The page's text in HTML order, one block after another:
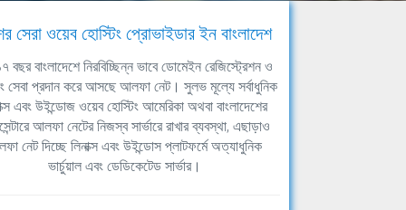
সেরা ওয়েব হোস্টিং প্রোভাইডার ইন বাংলাদেশ
বছর বাংলাদেশে নিরবিচ্ছিন্ন ভাবে ডোমেইন রেজিস্ট্রেশন ও
সেবা প্রদান করে আসছে আলফা নেট। সুলভ মূল্যে সর্বাধুনিক
এবং উইন্ডোজ ওয়েব হোস্টিং আমেরিকা অথবা বাংলাদেশের
আলফা নেটের নিজস্ব সার্ভারে রাখার ব্যবস্থা, এছাড়াও
নেট দিচ্ছে লিনাক্স এবং উইন্ডোস প্লাটফর্মে অত্যাধুনিক
ভার্চুয়াল এবং ডেডিকেটেড সার্ভার।